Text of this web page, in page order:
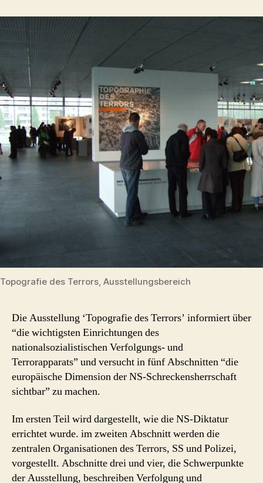
Topografie des Terrors, Ausstellungsbereich
Die Ausstellung ‘Topografie des Terrors’ informiert über
“die wichtigsten Einrichtungen des
nationalsozialistischen Verfolgungs- und
Terrorapparats” und versucht in fünf Abschnitten “die
europäische Dimension der NS-Schreckensherrschaft
sichtbar” zu machen.
Im ersten Teil wird dargestellt, wie die NS-Diktatur
errichtet wurde. im zweiten Abschnitt werden die
zentralen Organisationen des Terrors, SS und Polizei,
vorgestellt. Abschnitte drei und vier, die Schwerpunkte
der Ausstellung, beschreiben Verfolgung und